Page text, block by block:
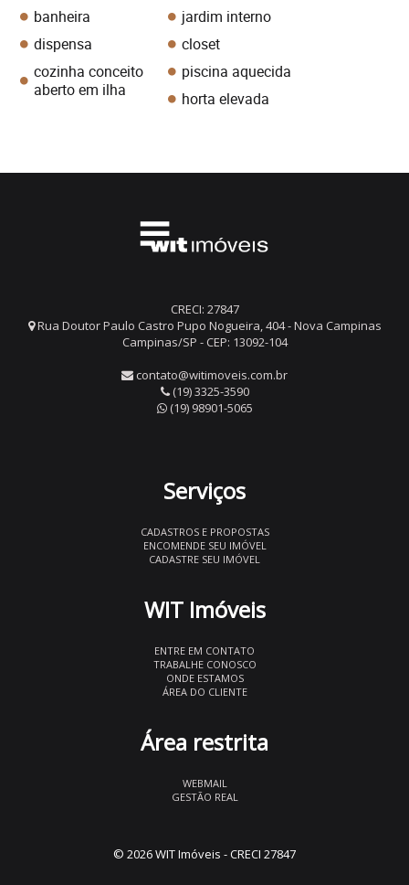
banheira
jardim interno
dispensa
closet
cozinha conceito
aberto em ilha
piscina aquecida
horta elevada
CRECI: 27847
Rua Doutor Paulo Castro Pupo Nogueira, 404 - Nova Campinas
Campinas/SP - CEP: 13092-104
contato@witimoveis.com.br
(19) 3325-3590
(19) 98901-5065
Serviços
CADASTROS E PROPOSTAS
ENCOMENDE SEU IMÓVEL
CADASTRE SEU IMÓVEL
WIT Imóveis
ENTRE EM CONTATO
TRABALHE CONOSCO
ONDE ESTAMOS
ÁREA DO CLIENTE
Área restrita
WEBMAIL
GESTÃO REAL
© 2026 WIT Imóveis - CRECI 27847